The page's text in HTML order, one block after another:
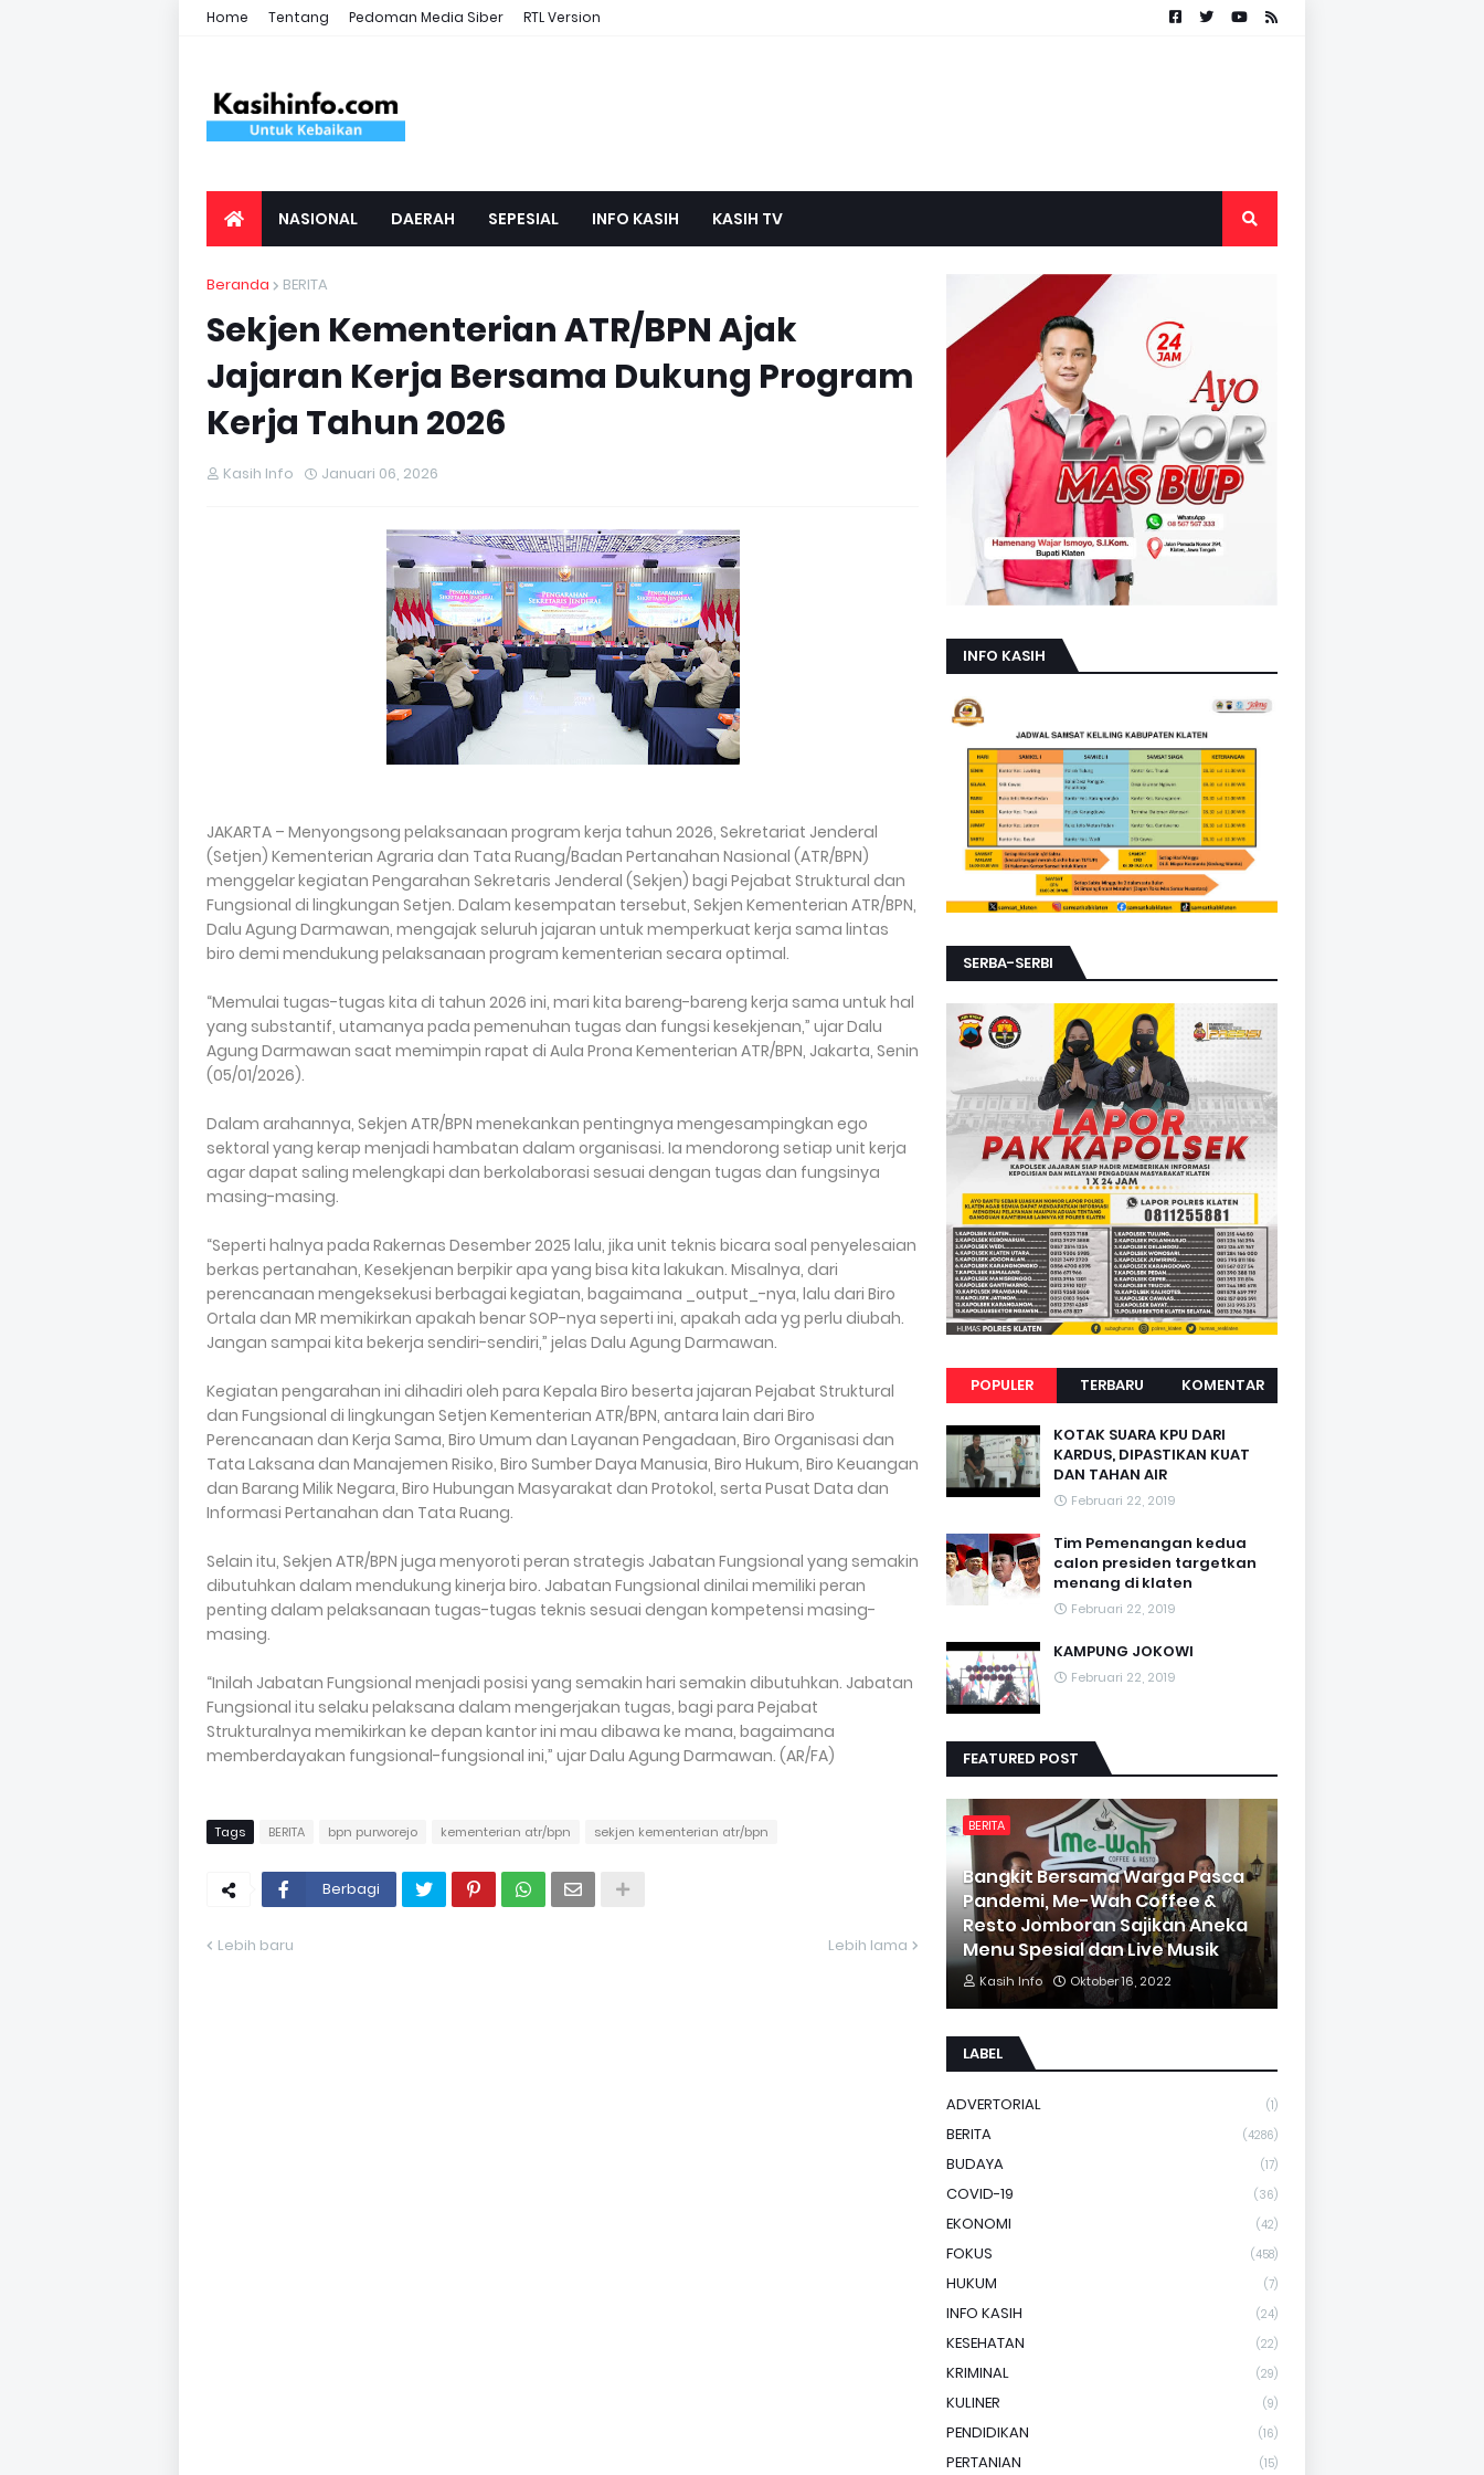
Home Tentang Pedoman Media Siber RTL Version
NASIONAL DAERAH SEPESIAL INFO KASIH KASIH TV
Beranda BERITA
Sekjen Kementerian ATR/BPN Ajak
Jajaran Kerja Bersama Dukung Program
Kerja Tahun 2026
Kasih Info Januari 06, 2026
JAKARTA – Menyongsong pelaksanaan program kerja tahun 2026, Sekretariat Jenderal
(Setjen) Kementerian Agraria dan Tata Ruang/Badan Pertanahan Nasional (ATR/BPN)
menggelar kegiatan Pengarahan Sekretaris Jenderal (Sekjen) bagi Pejabat Struktural dan
Fungsional di lingkungan Setjen. Dalam kesempatan tersebut, Sekjen Kementerian ATR/BPN,
Dalu Agung Darmawan, mengajak seluruh jajaran untuk memperkuat kerja sama lintas
biro demi mendukung pelaksanaan program kementerian secara optimal.
“Memulai tugas-tugas kita di tahun 2026 ini, mari kita bareng-bareng kerja sama untuk hal
yang substantif, utamanya pada pemenuhan tugas dan fungsi kesekjenan,” ujar Dalu
Agung Darmawan saat memimpin rapat di Aula Prona Kementerian ATR/BPN, Jakarta, Senin
(05/01/2026).
Dalam arahannya, Sekjen ATR/BPN menekankan pentingnya mengesampingkan ego
sektoral yang kerap menjadi hambatan dalam organisasi. Ia mendorong setiap unit kerja
agar dapat saling melengkapi dan berkolaborasi sesuai dengan tugas dan fungsinya
masing-masing.
“Seperti halnya pada Rakernas Desember 2025 lalu, jika unit teknis bicara soal penyelesaian
berkas pertanahan, Kesekjenan berpikir apa yang bisa kita lakukan. Misalnya, dari
perencanaan mengeksekusi berbagai kegiatan, bagaimana _output_-nya, lalu dari Biro
Ortala dan MR memikirkan apakah benar SOP-nya seperti ini, apakah ada yg perlu diubah.
Jangan sampai kita bekerja sendiri-sendiri,” jelas Dalu Agung Darmawan.
Kegiatan pengarahan ini dihadiri oleh para Kepala Biro beserta jajaran Pejabat Struktural
dan Fungsional di lingkungan Setjen Kementerian ATR/BPN, antara lain dari Biro
Perencanaan dan Kerja Sama, Biro Umum dan Layanan Pengadaan, Biro Organisasi dan
Tata Laksana dan Manajemen Risiko, Biro Sumber Daya Manusia, Biro Hukum, Biro Keuangan
dan Barang Milik Negara, Biro Hubungan Masyarakat dan Protokol, serta Pusat Data dan
Informasi Pertanahan dan Tata Ruang.
Selain itu, Sekjen ATR/BPN juga menyoroti peran strategis Jabatan Fungsional yang semakin
dibutuhkan dalam mendukung kinerja biro. Jabatan Fungsional dinilai memiliki peran
penting dalam pelaksanaan tugas-tugas teknis sesuai dengan kompetensi masing-
masing.
“Inilah Jabatan Fungsional menjadi posisi yang semakin hari semakin dibutuhkan. Jabatan
Fungsional itu selaku pelaksana dalam mengerjakan tugas, bagi para Pejabat
Strukturalnya memikirkan ke depan kantor ini mau dibawa ke mana, bagaimana
memberdayakan fungsional-fungsional ini,” ujar Dalu Agung Darmawan. (AR/FA)
Tags BERITA bpn purworejo kementerian atr/bpn sekjen kementerian atr/bpn
Berbagi
Lebih baru Lebih lama
INFO KASIH
SERBA-SERBI
POPULER TERBARU KOMENTAR
KOTAK SUARA KPU DARI
KARDUS, DIPASTIKAN KUAT
DAN TAHAN AIR
Februari 22, 2019
Tim Pemenangan kedua
calon presiden targetkan
menang di klaten
Februari 22, 2019
KAMPUNG JOKOWI
Februari 22, 2019
FEATURED POST
BERITA
Bangkit Bersama Warga Pasca
Pandemi, Me-Wah Coffee &
Resto Jomboran Sajikan Aneka
Menu Spesial dan Live Musik
Kasih Info Oktober 16, 2022
LABEL
ADVERTORIAL (1)
BERITA (4286)
BUDAYA (17)
COVID-19 (36)
EKONOMI (42)
FOKUS (458)
HUKUM (7)
INFO KASIH (24)
KESEHATAN (22)
KRIMINAL (29)
KULINER (9)
PENDIDIKAN (16)
PERTANIAN (15)